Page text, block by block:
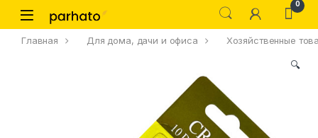
0
Главная Для дома, дачи и офиса Хозяйственные
🔍